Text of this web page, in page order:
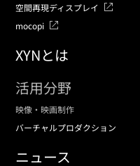
空間再現ディスプレイ
mocopi
XYNとは
活用分野
映像・映画制作
バーチャルプロダクション
ニュース